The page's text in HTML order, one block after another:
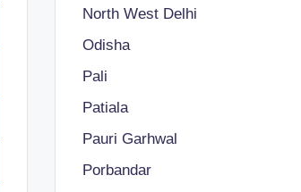
North West Delhi
Odisha
Pali
Patiala
Pauri Garhwal
Porbandar